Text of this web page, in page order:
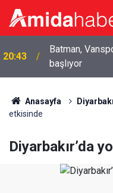
19:58 Hasankeyf’te
Anasayfa
etkisinde
Diyarbakır’da